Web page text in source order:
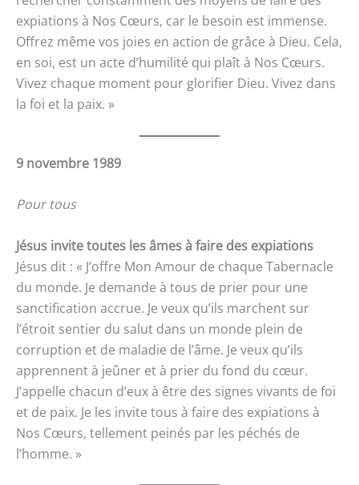
expiations à Nos Cœurs, car le besoin est immense.
Offrez même vos joies en action de grâce à Dieu. Cela,
en soi, est un acte d’humilité qui plaît à Nos Cœurs.
Vivez chaque moment pour glorifier Dieu. Vivez dans
la foi et la paix. »
9 novembre 1989
Pour tous
Jésus invite toutes les âmes à faire des expiations
Jésus dit : « J’offre Mon Amour de chaque Tabernacle
du monde. Je demande à tous de prier pour une
sanctification accrue. Je veux qu’ils marchent sur
l’étroit sentier du salut dans un monde plein de
corruption et de maladie de l’âme. Je veux qu’ils
apprennent à jeûner et à prier du fond du cœur.
J’appelle chacun d’eux à être des signes vivants de foi
et de paix. Je les invite tous à faire des expiations à
Nos Cœurs, tellement peinés par les péchés de
l’homme. »